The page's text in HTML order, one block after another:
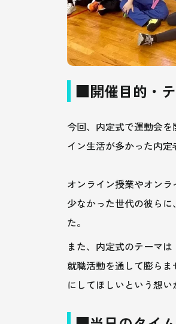
■開催目的・
今回、内定式で運動会
イン生活が多かった内
オンライン授業やオン
少なかった世代の彼ら
た。
また、内定式のテーマは
就職活動を通して膨ら
にしてほしいという想い